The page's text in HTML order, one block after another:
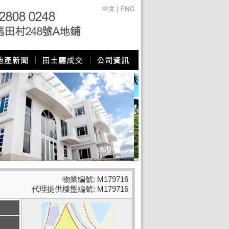
物業编號: M179716
代理提供樓盤編號: M179716